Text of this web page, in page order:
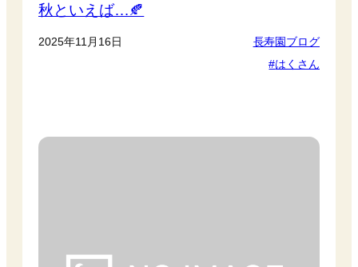
秋といえば…🍂
2025年11月16日
長寿園ブログ
はくさん